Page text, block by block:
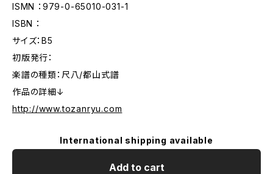
ISMN ：979-0-65010-031-1
ISBN ：
サイズ：B5
初版発行：
楽譜の種類：尺八/都山式譜
作品の詳細↓
http://www.tozanryu.com
International shipping available
Add to cart